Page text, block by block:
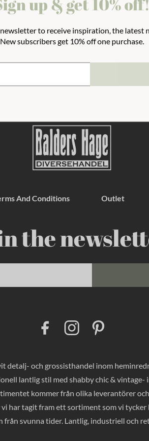
a refreshing dip in
✓
FAST
✓ SAFE
And Conditions Outlet
the
o
o
k
I
n
g
r
a
r
e
s
detalj- och grossisthandel inom
lantlig stil med shabby chic & vintage-
kommer från olika leverantörer
har tagit fram ett sortiment som vi
svunna tider. Lantlig, industriell och
to receive inspiration, the latest
New subscribers get 10% off one purchase.